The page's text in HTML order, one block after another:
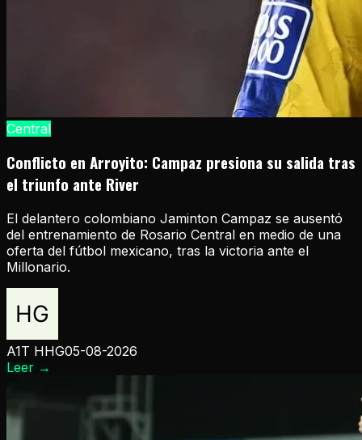
Central
Conflicto en Arroyito: Campaz presiona su salida tras
el triunfo ante River
El delantero colombiano Jaminton Campaz se ausentó
del entrenamiento de Rosario Central en medio de una
oferta del fútbol mexicano, tras la victoria ante el
Millonario.
A1T HHG05-08-2026
Leer →